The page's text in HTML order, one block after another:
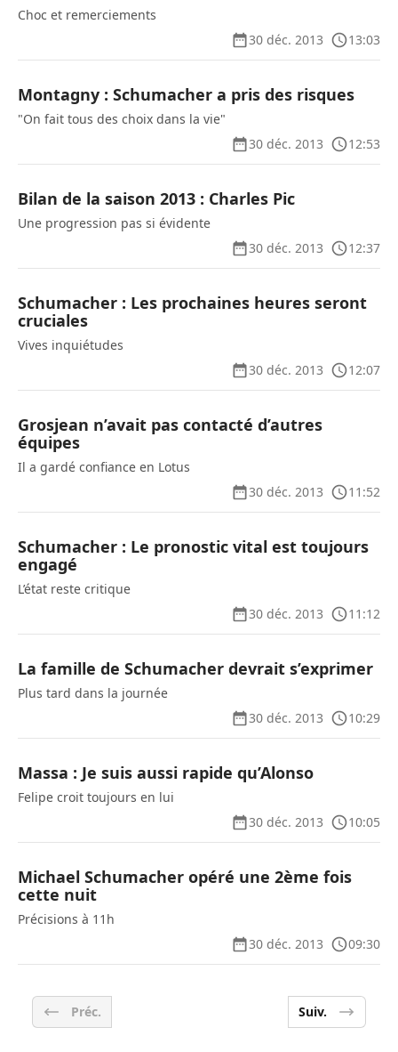
Choc et remerciements
30 déc. 2013
13:03
Montagny : Schumacher a pris des risques
"On fait tous des choix dans la vie"
30 déc. 2013
12:53
Bilan de la saison 2013 : Charles Pic
Une progression pas si évidente
30 déc. 2013
12:37
Schumacher : Les prochaines heures seront
cruciales
Vives inquiétudes
30 déc. 2013
12:07
Grosjean n’avait pas contacté d’autres
équipes
Il a gardé confiance en Lotus
30 déc. 2013
11:52
Schumacher : Le pronostic vital est toujours
engagé
L’état reste critique
30 déc. 2013
11:12
La famille de Schumacher devrait s’exprimer
Plus tard dans la journée
30 déc. 2013
10:29
Massa : Je suis aussi rapide qu’Alonso
Felipe croit toujours en lui
30 déc. 2013
10:05
Michael Schumacher opéré une 2ème fois
cette nuit
Précisions à 11h
30 déc. 2013
09:30
Préc. Suiv.